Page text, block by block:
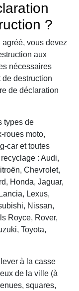
?
vous devez
aux
nécessaires
de destruction
de déclaration
types de
roues moto,
car et toutes
: Audi,
Chevrolet,
Honda, Jaguar,
Lexus,
Nissan,
Royce, Rover,
Toyota,
à la casse
de la ville (à
squares,